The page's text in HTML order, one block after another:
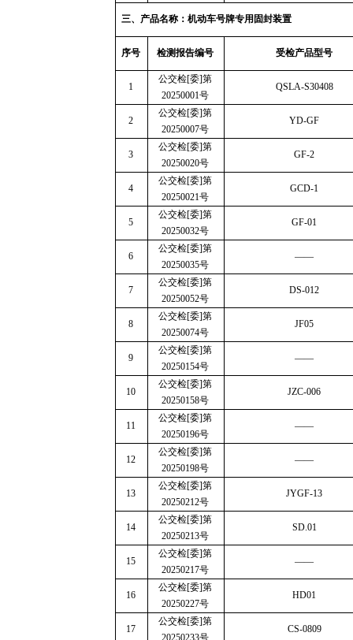
三、产品名称：机动车号牌专用固封装置
序号 检测报告编号 受检产品型号
1
公交检[委]第
20250001号
QSLA-S30408
2
公交检[委]第
20250007号
YD-GF
3
公交检[委]第
20250020号
GF-2
4
公交检[委]第
20250021号
GCD-1
5
公交检[委]第
20250032号
GF-01
6
公交检[委]第
20250035号
——
7
公交检[委]第
20250052号
DS-012
8
公交检[委]第
20250074号
JF05
9
公交检[委]第
20250154号
——
10
公交检[委]第
20250158号
JZC-006
11
公交检[委]第
20250196号
——
12
公交检[委]第
20250198号
——
13
公交检[委]第
20250212号
JYGF-13
14
公交检[委]第
20250213号
SD.01
15
公交检[委]第
20250217号
——
16
公交检[委]第
20250227号
HD01
17
公交检[委]第
20250233号
CS-0809